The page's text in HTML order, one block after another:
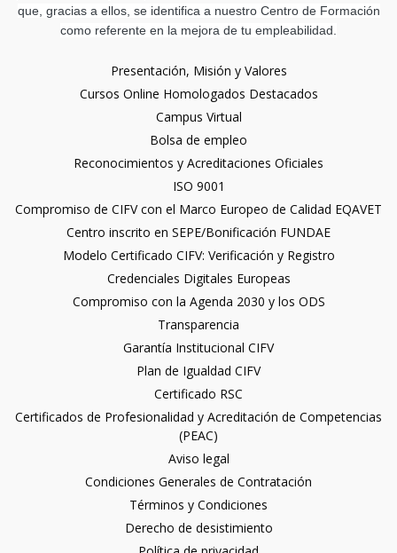
que, gracias a ellos, se identifica a nuestro Centro de Formación
como referente en la mejora de tu empleabilidad.
Presentación, Misión y Valores
Cursos Online Homologados Destacados
Campus Virtual
Bolsa de empleo
Reconocimientos y Acreditaciones Oficiales
ISO 9001
Compromiso de CIFV con el Marco Europeo de Calidad EQAVET
Centro inscrito en SEPE/Bonificación FUNDAE
Modelo Certificado CIFV: Verificación y Registro
Credenciales Digitales Europeas
Compromiso con la Agenda 2030 y los ODS
Transparencia
Garantía Institucional CIFV
Plan de Igualdad CIFV
Certificado RSC
Certificados de Profesionalidad y Acreditación de Competencias
(PEAC)
Aviso legal
Condiciones Generales de Contratación
Términos y Condiciones
Derecho de desistimiento